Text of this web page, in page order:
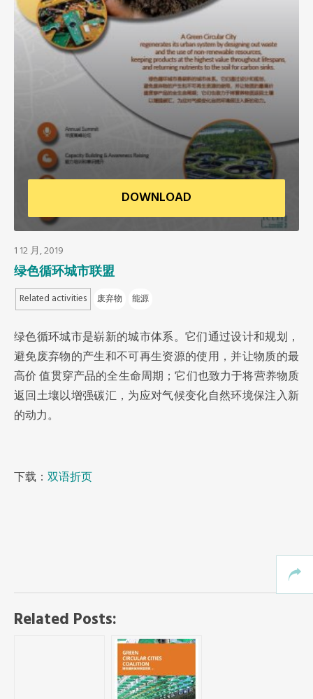
加拿大办公室
美国办公室
墨西哥、中美洲和加勒比海区秘书处
大洋洲秘书处
南美洲秘书处
南亚秘书处
东南亚秘书处
DOWNLOAD
1 12 月, 2019
绿色循环城市联盟
Related activities 废弃物 能源
绿色循环城市是崭新的城市体系。它们通过设计和规划，
避免废弃物的产生和不可再生资源的使用，并让物质的最
高价 值贯穿产品的全生命周期；它们也致力于将营养物质
返回土壤以增强碳汇，为应对气候变化自然环境保注入新
的动力。
下载： 双语折页
Related Posts: